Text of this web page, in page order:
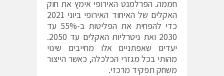
חממה. הפרלמנט האירופי אימץ את חוק
האקלים של האיחוד האירופי ביוני 2021
כדי להפחית את הפליטות ב-55% עד
2030 ואת
ניטרליות האקלים
עד 2050.
יעדים שאפתניים אלו מחייבים שינוי
מהותי בכל מגזרי הכלכלה, כאשר הייצור
משחק תפקיד מרכזי.